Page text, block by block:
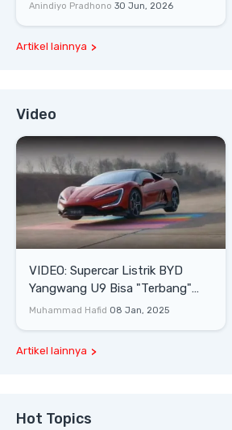
Anindiyo Pradhono 30 Jun, 2026
Artikel lainnya
Video
VIDEO: Supercar Listrik BYD
Yangwang U9 Bisa "Terbang"
Lewati Rintangan
Muhammad Hafid 08 Jan, 2025
Artikel lainnya
Hot Topics